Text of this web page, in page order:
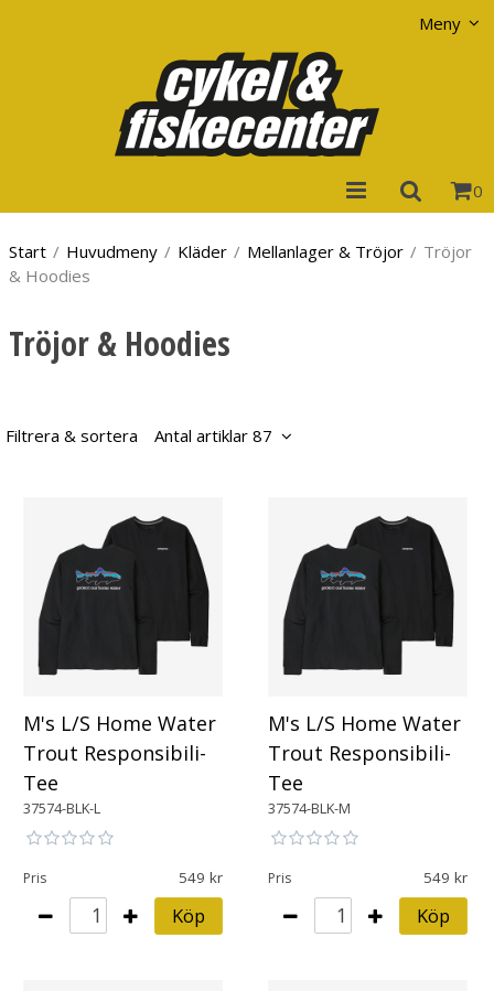
Meny
0
Start / Huvudmeny / Kläder / Mellanlager & Tröjor / Tröjor
& Hoodies
Tröjor & Hoodies
Filtrera & sortera Antal artiklar 87
M's L/S Home Water
Trout Responsibili-
Tee
37574-BLK-L
Pris 549
Köp
M's L/S Home Water
Trout Responsibili-
Tee
37574-BLK-M
Pris 549
Köp